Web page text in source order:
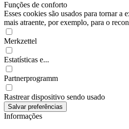
Funções de conforto
Esses cookies são usados para tornar a
mais atraente, por exemplo, para o
Merkzettel
Estatísticas e...
Partnerprogramm
Rastrear dispositivo sendo usado
Informações